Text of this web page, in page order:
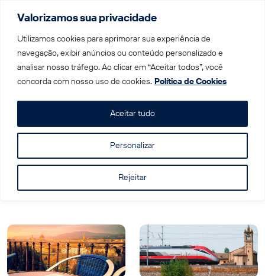
Valorizamos sua privacidade
Utilizamos cookies para aprimorar sua experiência de
navegação, exibir anúncios ou conteúdo personalizado e
analisar nosso tráfego. Ao clicar em “Aceitar todos”, você
concorda com nosso uso de cookies. Política de Cookies
Personalizar
Rejeitar
Aceitar tudo
Home | Frecciarossa
Tag: Frecciarossa